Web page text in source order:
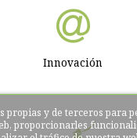
Innovación
propias y de terceros para
proporcionarles